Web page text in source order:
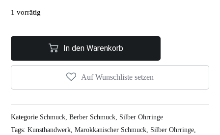
1 vorrätig
In den Warenkorb
Auf Wunschliste setzen
Kategorie Schmuck ,Berber Schmuck Silber Ohrringe
Tags:Kunsthandwerk ,Marokkanischer Schmuck Silber Ohrringe